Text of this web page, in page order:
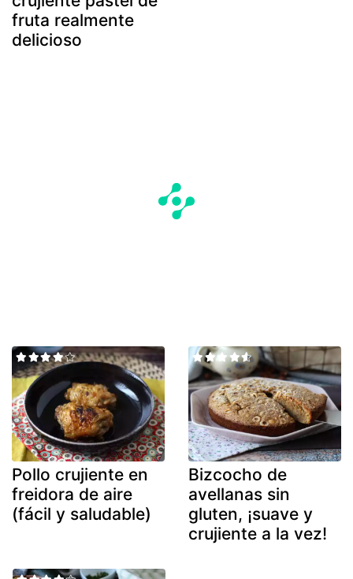
fruta realmente
delicioso
Pollo crujiente en
freidora de aire
(fácil y saludable)
Bizcocho de
avellanas sin
gluten, ¡suave y
crujiente a la vez!